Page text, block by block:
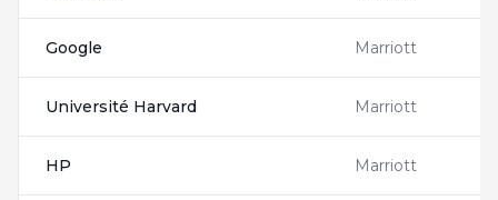
Google Marriott
Université Harvard Marriott
HP Marriott